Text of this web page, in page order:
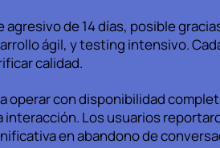
de 14 días, posible
ágil, y testing intensivo.
calidad.
operar con disponibilidad
Los usuarios
en abandono de